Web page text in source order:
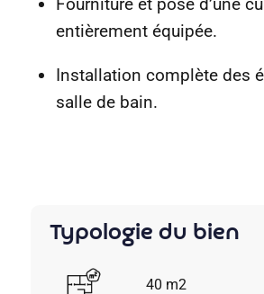
Typologie du bien
40 m2
entièrement équipée.
Installation complète des
salle de bain.